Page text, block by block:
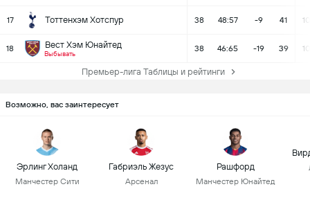
17 Тоттенхэм Хотспур 38 48:57 -9 41 10
18 Вест Хэм Юнайтед
Выбывать
38 46:65 -19 39 10
Премьер-лига Таблицы и рейтинги
Возможно, вас заинтересует
Эрлинг Холанд
Манчестер Сити
Габриэль Жезус
Арсенал
Рашфорд
Манчестер Юнайтед